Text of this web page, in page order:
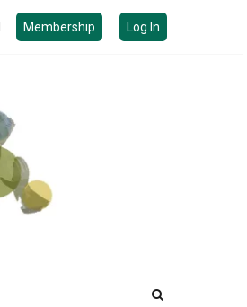
Membership Log In